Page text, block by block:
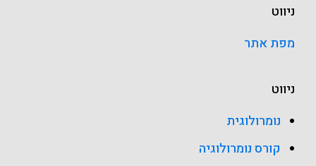
ניווט
מפת אתר
ניווט
נומרולוגית
קורס נומרולוגיה